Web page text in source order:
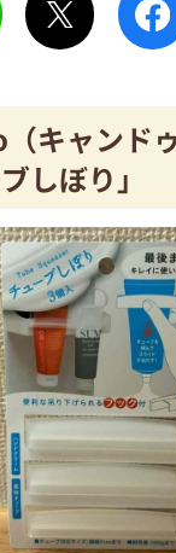
キャンド
しぼり」